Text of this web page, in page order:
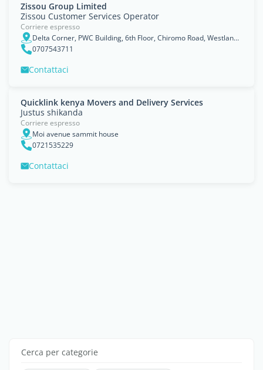
Zissou Group Limited
Zissou Customer Services Operator
Corriere espresso
Delta Corner, PWC Building, 6th Floor, Chiromo Road, Westlands, P O Box 8971-00100, Nairobi
0707543711
Contattaci
Quicklink kenya Movers and Delivery Services
Justus shikanda
Corriere espresso
Moi avenue sammit house
0721535229
Contattaci
Cerca per categorie